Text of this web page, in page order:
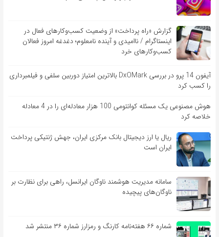
گزارش «راه پرداخت» از وضعیت کسب‌وکارهای فعال در
اینستاگرام / ناامیدی و آینده نامعلوم؛ دغدغه امروز فعالان
کسب‌وکارهای خرد
آیفون 14 پرو در بررسی DxOMark بالاترین امتیاز دوربین سلفی و فیلمبرداری
را کسب کرد
هوش مصنوعی یک مسئله کوانتومی 100 هزار معادله‌‎ای را در 4 معادله
خلاصه کرد
ریال یا ارز دیجیتال بانک مرکزی ایران، جهش ژنتیکی پرداخت
ایران است
سامانه مدیریت هوشمند ناوگان ایرانسل، راهی برای نظارت بر
ناوگان‌های پیچیده
شماره ۶۶ هفته‌نامه کارنگ و رمزارز شماره ۳۶ منتشر شد